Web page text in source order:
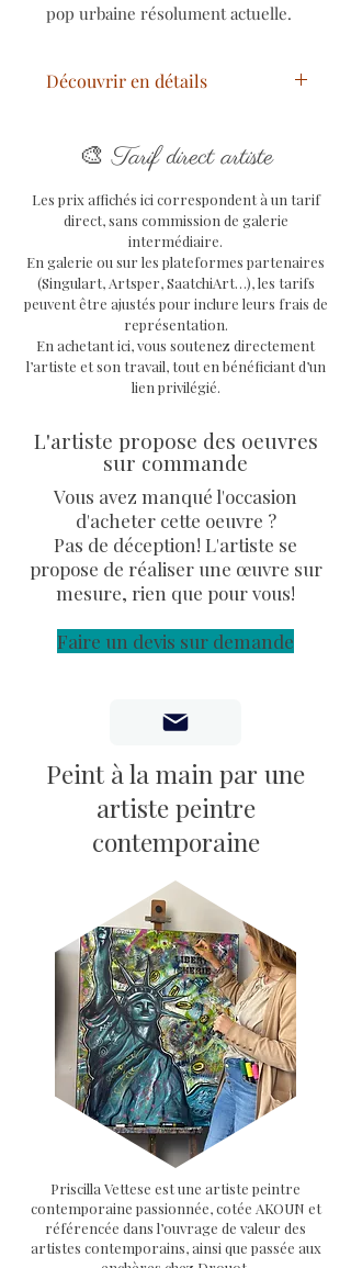
pop urbaine résolument actuelle.
Découvrir en détails
Elephant
: 2024
Technique: Mixtes
Support: Résine
Dimensions oeuvre : H 16x
L14 x P 6 cm
Oeuvre originale en résine
unique signée, avec COA signé
de l'artiste peintre PVettese
🎨 Tarif direct artiste
Les prix affichés ici correspondent à un tarif
direct, sans commission de galerie
intermédiaire.
En galerie ou sur les plateformes partenaires
(Singulart, Artsper, SaatchiArt…), les tarifs
peuvent être ajustés pour inclure leurs frais de
représentation.
En achetant ici, vous soutenez directement
l’artiste et son travail, tout en bénéficiant d’un
lien privilégié.
L'artiste propose des oeuvres
sur commande
Vous avez manqué l'occasion
d'acheter cette oeuvre ?
Pas de déception! L'artiste se
propose de réaliser une œuvre sur
mesure, rien que pour vous!
Faire un devis sur demande
Peint à la main par une
artiste peintre
contemporaine
Priscilla Vettese est une artiste peintre
contemporaine passionnée, cotée AKOUN et
référencée dans l’ouvrage de valeur des
artistes contemporains, ainsi que passée aux